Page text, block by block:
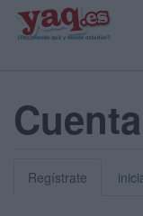
Regístrate